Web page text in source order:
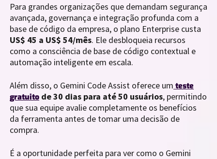
Para grandes organizações que demandam segurança
avançada, governança e integração profunda com a
base de código da empresa, o plano Enterprise custa
US$ 45 a US$ 54/mês. Ele desbloqueia recursos
como a consciência de base de código contextual e
automação inteligente em escala.
Além disso, o Gemini Code Assist oferece um teste
gratuito de 30 dias para até 50 usuários, permitindo
que sua equipe avalie completamente os benefícios
da ferramenta antes de tomar uma decisão de
compra.
É a oportunidade perfeita para ver como o Gemini